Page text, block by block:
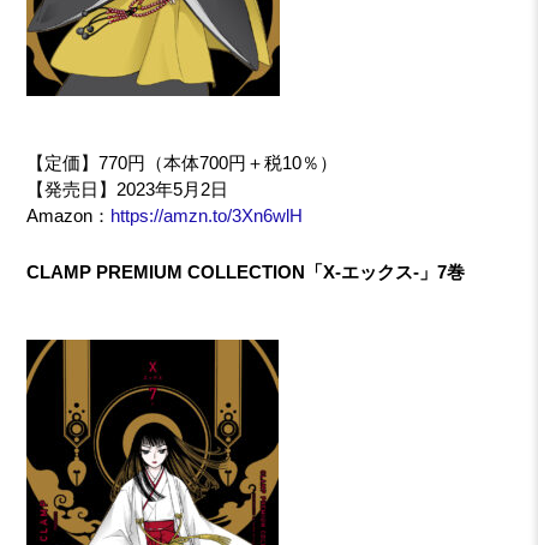
【定価】770円（本体700円＋税10％）
【発売日】2023年5月2日
Amazon： https://amzn.to/3Xn6wlH
CLAMP PREMIUM COLLECTION「X-エックス-」7巻